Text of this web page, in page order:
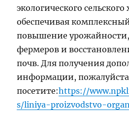
экологического сельского
обеспечивая
повышение урожайности,
фермеров и
почв. Для получения
информации,
посетите:https://
s/liniya-proizvodstvo-